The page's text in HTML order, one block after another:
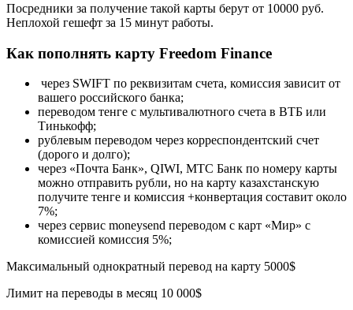
Посредники за получение такой карты берут от 10000 руб.
Неплохой гешефт за 15 минут работы.
Как пополнять карту Freedom Finance
через SWIFT по реквизитам счета, комиссия зависит от
вашего российского банка;
переводом тенге с мультивалютного счета в ВТБ или
Тинькофф;
рублевым переводом через корреспондентский счет
(дорого и долго);
через «Почта Банк», QIWI, МТС Банк по номеру карты
можно отправить рубли, но на карту казахстанскую
получите тенге и комиссия +конвертация составит около
7%;
через сервис moneysend переводом с карт «Мир» с
комиссией комиссия 5%;
Максимальный однократный перевод на карту 5000$
Лимит на переводы в месяц 10 000$